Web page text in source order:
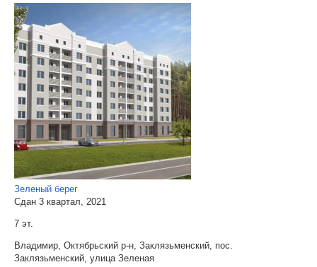
Зеленый берег
Сдан 3 квартал, 2021
7 эт.
Владимир, Октябрьский р-н, Заклязьменский, пос.
Заклязьменский, улица Зеленая